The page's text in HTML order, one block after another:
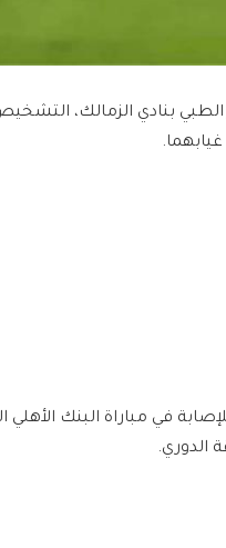
بنادي الزمالك،
في مباراة البنك
الدوري.